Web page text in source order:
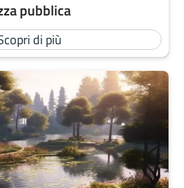
pubblica
di più